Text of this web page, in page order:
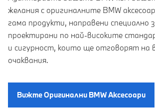
желания с оригиналните BMW
гама продукти, направени специално
проектирани по най-високите
и сигурност, които ще отговорят на
очаквания.
Вижте Oригинални BMW Aксесоари